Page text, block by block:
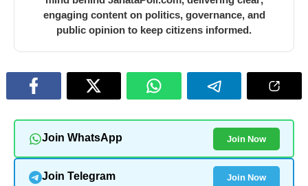
engaging content on politics, governance, and
public opinion to keep citizens informed.
Join WhatsApp Join Now
Join Telegram Join Now